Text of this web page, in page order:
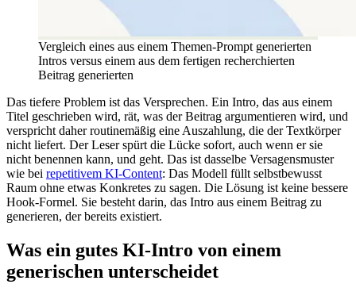
Vergleich eines aus einem Themen-Prompt generierten
Intros versus einem aus dem fertigen recherchierten
Beitrag generierten
Das tiefere Problem ist das Versprechen. Ein Intro, das aus einem
Titel geschrieben wird, rät, was der Beitrag argumentieren wird, und
verspricht daher routinemäßig eine Auszahlung, die der Textkörper
nicht liefert. Der Leser spürt die Lücke sofort, auch wenn er sie
nicht benennen kann, und geht. Das ist dasselbe Versagensmuster
wie bei repetitivem KI-Content: Das Modell füllt selbstbewusst
Raum ohne etwas Konkretes zu sagen. Die Lösung ist keine bessere
Hook-Formel. Sie besteht darin, das Intro aus einem Beitrag zu
generieren, der bereits existiert.
Was ein gutes KI-Intro von einem
generischen unterscheidet